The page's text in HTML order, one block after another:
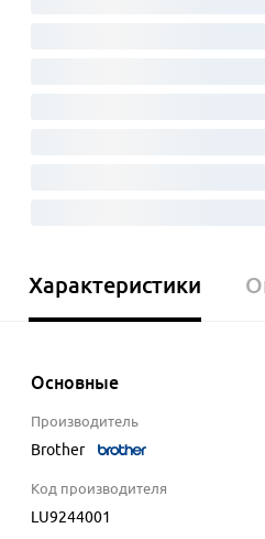
Характеристики
Основные
Производитель
Brother
Код производителя
LU9244001